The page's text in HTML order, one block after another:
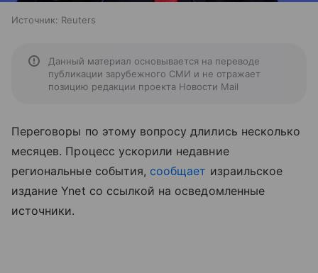
Источник: Reuters
Данный материал основывается на переводе
публикации зарубежного СМИ и не отражает
позицию редакции проекта Новости Mail
Переговоры по этому вопросу длились несколько
месяцев. Процесс ускорили недавние
региональные события, сообщает израильское
изданиеYnet со ссылкой на осведомленные
источники.